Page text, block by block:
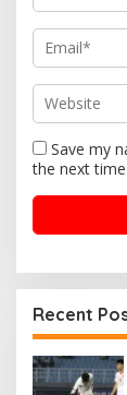
Save my
the next
Recent